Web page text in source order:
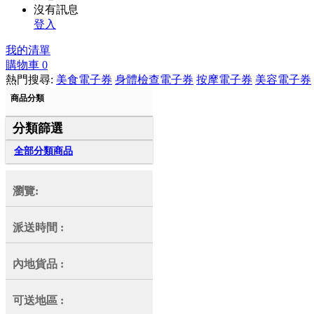
沒有訊息
登入
我的清單
購物車 0
熱門搜尋: 美食電子券 身體檢查電子券 按摩電子券 美容電子券
商品分類
分類篩選
全部分類商品
瀏覽:
派送時間 :
內地貨品 :
可送地區 :